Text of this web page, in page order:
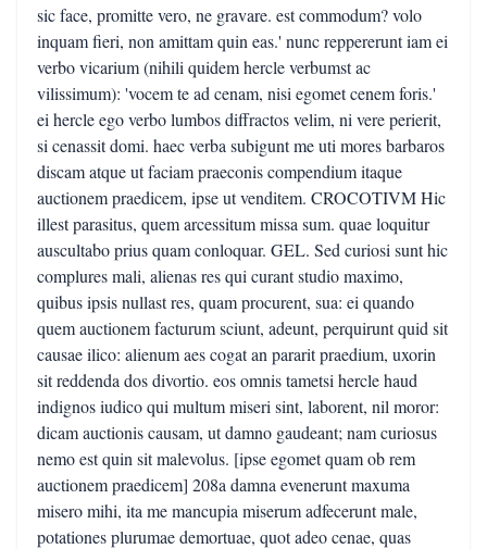
sic face, promitte vero, ne gravare. est commodum? volo
inquam fieri, non amittam quin eas.' nunc reppererunt iam ei
verbo vicarium (nihili quidem hercle verbumst ac
vilissimum): 'vocem te ad cenam, nisi egomet cenem foris.'
ei hercle ego verbo lumbos diffractos velim, ni vere perierit,
si cenassit domi. haec verba subigunt me uti mores barbaros
discam atque ut faciam praeconis compendium itaque
auctionem praedicem, ipse ut venditem. CROCOTIVM Hic
illest parasitus, quem arcessitum missa sum. quae loquitur
auscultabo prius quam conloquar. GEL. Sed curiosi sunt hic
complures mali, alienas res qui curant studio maximo,
quibus ipsis nullast res, quam procurent, sua: ei quando
quem auctionem facturum sciunt, adeunt, perquirunt quid sit
causae ilico: alienum aes cogat an pararit praedium, uxorin
sit reddenda dos divortio. eos omnis tametsi hercle haud
indignos iudico qui multum miseri sint, laborent, nil moror:
dicam auctionis causam, ut damno gaudeant; nam curiosus
nemo est quin sit malevolus. [ipse egomet quam ob rem
auctionem praedicem] 208a damna evenerunt maxuma
misero mihi, ita me mancupia miserum adfecerunt male,
potationes plurumae demortuae, quot adeo cenae, quas